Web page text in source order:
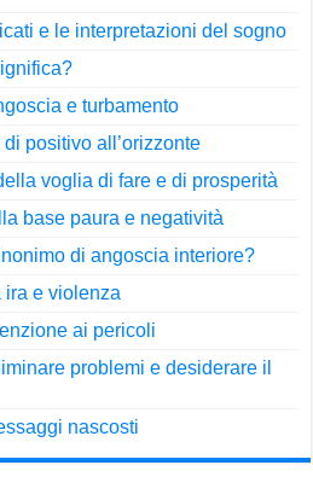
e le interpretazioni del sogno
e turbamento
positivo all’orizzonte
voglia di fare e di prosperità
base paura e negatività
di angoscia interiore?
ira e violenza
ai pericoli
problemi e desiderare il
nascosti